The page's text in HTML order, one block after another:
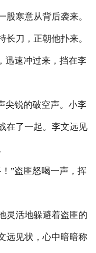
寒意从背后袭来。
刀，正朝他扑来。
迅速冲过来，挡在李
尖锐的破空声。小李
在了一起。李文远见
”盗匪怒喝一声，挥
灵活地躲避着盗匪的
远见状，心中暗暗称